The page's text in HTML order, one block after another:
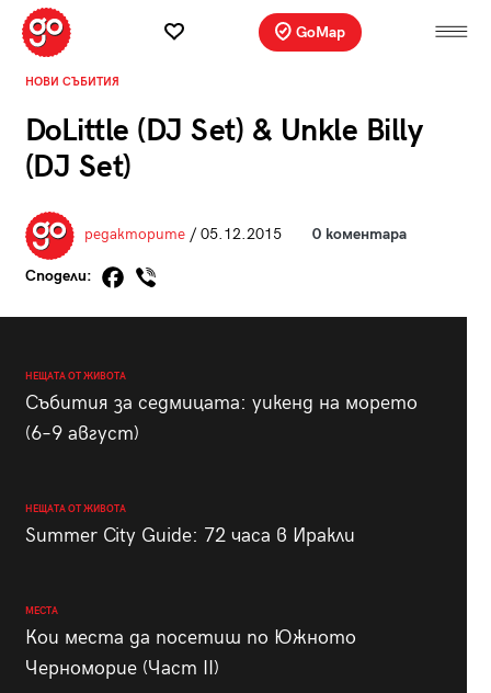
GoMap
НОВИ СЪБИТИЯ
DoLittle (DJ Set) & Unkle Billy
(DJ Set)
редакторите/ 05.12.2015 0 коментара
Сподели:
НЕЩАТА ОТ ЖИВОТА
Събития за седмицата: уикенд на морето
(6–9 август)
НЕЩАТА ОТ ЖИВОТА
Summer City Guide: 72 часа в Иракли
МЕСТА
Кои места да посетиш по Южното
Черноморие (Част II)